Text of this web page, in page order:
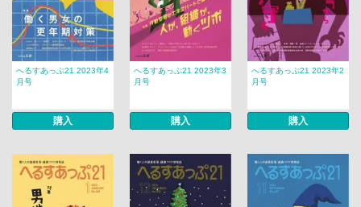
へるすあっぷ21 2023年4
月号
購入
へるすあっぷ21 2023年3
月号
購入
へるすあっぷ21 2023年2
月号
購入